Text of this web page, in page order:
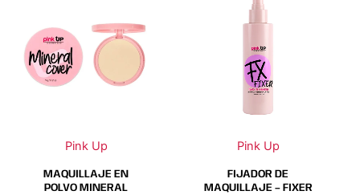
Pink Up
tiene
múltiples
variantes.
pueden
elegir
en
MAQUILLAJE EN
POLVO MINERAL
tiene
múltiples
variantes.
Las
pueden
elegir
en
Pink Up
FIJADOR DE
MAQUILLAJE – FIXER